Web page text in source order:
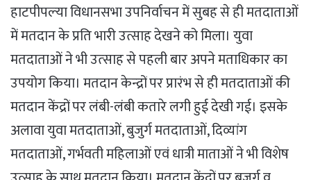
हाटपीपल्‍या विधानसभा उपनिर्वाचन में सुबह से ही मतदाताओं
में मतदान के प्रति भारी उत्साह देखने को मिला। युवा
मतदाताओं ने भी उत्‍साह से पहली बार अपने मताधिकार का
उपयोग किया। मतदान केन्‍द्रों पर प्रारंभ से ही मतदाताओं की
मतदान केंद्रों पर लंबी-लंबी कतारे लगी हुई देखी गई। इसके
अलावा युवा मतदाताओं, बुजुर्ग मतदाताओं, दिव्यांग
मतदाताओं, गर्भवती महिलाओं एवं धात्री माताओं ने भी विशेष